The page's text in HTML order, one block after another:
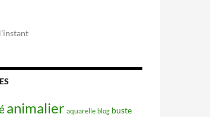
animalier aquarelle blog buste